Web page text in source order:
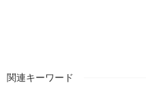
関連キーワード